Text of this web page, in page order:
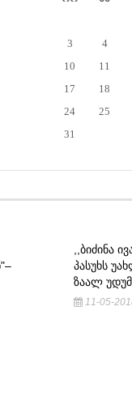
3
4
10
11
17
18
24
25
31
,,ᲑᲘᲫᲘᲜᲐ
ᲞᲐᲡᲣᲮᲡ
ᲖᲐᲐᲚ
11-05-